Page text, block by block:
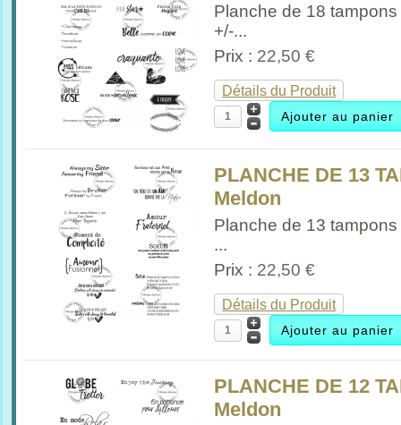
Planche de 18 tampons
+/-...
Prix : 22,50 €
Détails du Produit
PLANCHE DE 13
Meldon
Planche de 13 tampons
...
Prix : 22,50 €
Détails du Produit
PLANCHE DE 12
Meldon